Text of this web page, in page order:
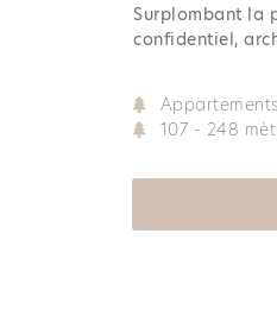
Surplombant la
confidentiel,
107 - 248